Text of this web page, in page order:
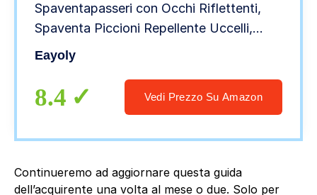
Spaventapasseri con Occhi Riflettenti,
Spaventa Piccioni Repellente Uccelli,
Dissuasore per Uccelli con Luce E Suono,
Giardino
Eayoly
8.4 Vedi Prezzo Su Amazon
Continueremo ad aggiornare questa guida
dell’acquirente una volta al mese o due. Solo per